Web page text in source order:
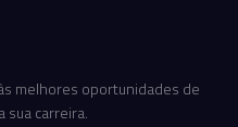
melhores oportunidades de
sua carreira.